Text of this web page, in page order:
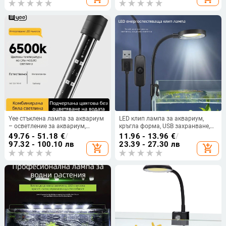
Yee стъклена лампа за аквариум
– осветление за аквариум,
водоустойчива, 1,2 кг
49.76 - 51.18 €/
97.32 - 100.10 лв
add_shopping_cart
LED клип лампа за аквариум,
кръгла форма, USB захранване,
3W мощност, осветление за
водни растения
11.96 - 13.96 €/
23.39 - 27.30 лв
add_shopping_cart